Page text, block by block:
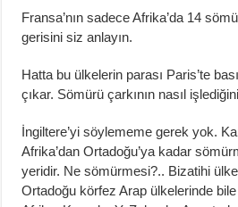
Fransa’nın sadece Afrika’da 14
gerisini siz anlayın.
Hatta bu ülkelerin parası Paris’te
çıkar. Sömürü çarkının nasıl
İngiltere’yi söylememe gerek yok.
Afrika’dan Ortadoğu’ya kadar
yeridir. Ne sömürmesi?.. Bizatihi
Ortadoğu körfez Arap ülkelerinde